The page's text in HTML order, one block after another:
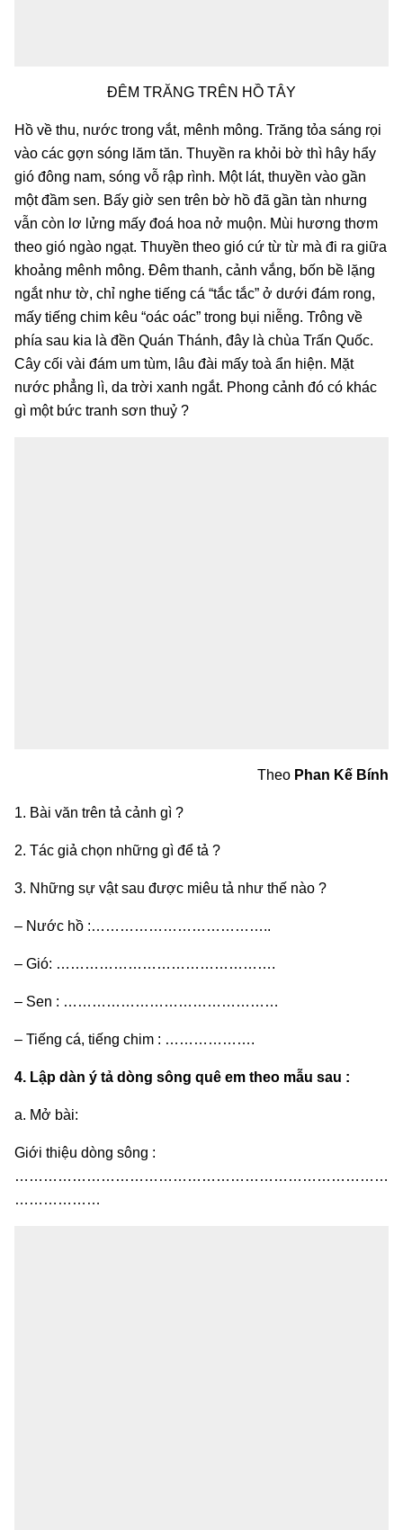
ĐÊM TRĂNG TRÊN HỒ TÂY
Hồ về thu, nước trong vắt, mênh mông. Trăng tỏa sáng rọi
vào các gợn sóng lăm tăn. Thuyền ra khỏi bờ thì hây hẩy
gió đông nam, sóng vỗ rập rình. Một lát, thuyền vào gần
một đầm sen. Bấy giờ sen trên bờ hồ đã gần tàn nhưng
vẫn còn lơ lửng mấy đoá hoa nở muộn. Mùi hương thơm
theo gió ngào ngạt. Thuyền theo gió cứ từ từ mà đi ra giữa
khoảng mênh mông. Đêm thanh, cảnh vắng, bốn bề lặng
ngắt như tờ, chỉ nghe tiếng cá “tắc tắc” ở dưới đám rong,
mấy tiếng chim kêu “oác oác” trong bụi niễng. Trông về
phía sau kia là đền Quán Thánh, đây là chùa Trấn Quốc.
Cây cối vài đám um tùm, lâu đài mấy toà ẩn hiện. Mặt
nước phẳng lì, da trời xanh ngắt. Phong cảnh đó có khác
gì một bức tranh sơn thuỷ ?
Theo Phan Kế Bính
1. Bài văn trên tả cảnh gì ?
2. Tác giả chọn những gì để tả ?
3. Những sự vật sau được miêu tả như thế nào ?
– Nước hồ :………………………………..
– Gió: ……………………………………….
– Sen : ………………………………………
– Tiếng cá, tiếng chim : ……………….
4. Lập dàn ý tả dòng sông quê em theo mẫu sau :
a. Mở bài:
Giới thiệu dòng sông :
……………………………………………………………………
………………